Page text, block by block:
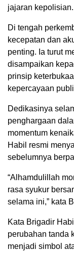
jajaran kepolisian.
Di tengah
kecepatan dan
penting. Ia turut
disampaikan
prinsip
kepercayaan
Dedikasinya
penghargaan
momentum
Habil resmi
sebelumnya
“Alhamdulillah
rasa syukur
selama ini,” kata
Kata Brigadir
perubahan tanda
menjadi simbol